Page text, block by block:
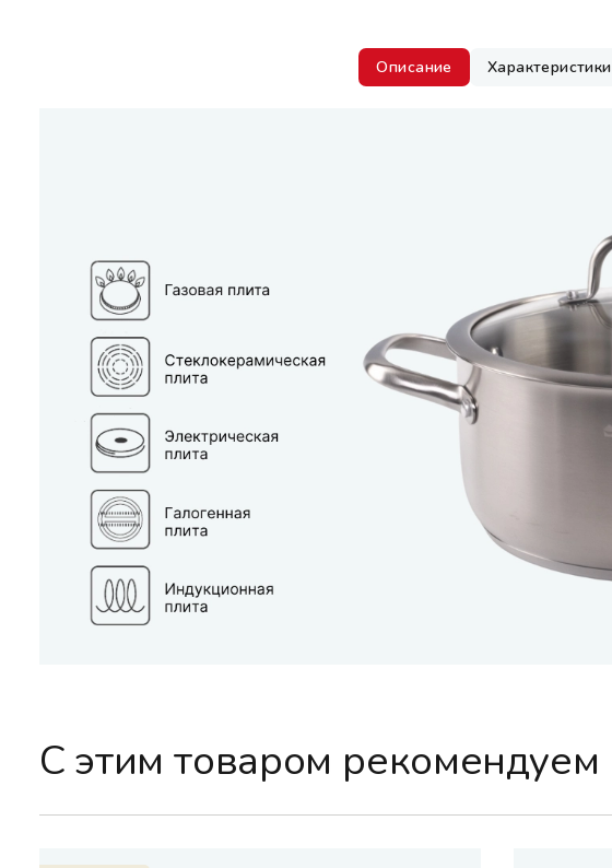
Описание Характеристики
С этим товаром рекомендуем